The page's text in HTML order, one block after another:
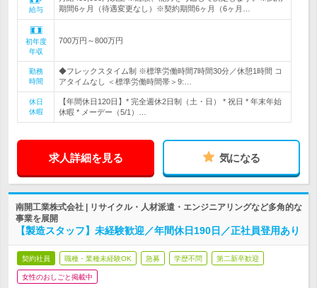
給与
期間6ヶ月（待遇変更なし）※契約期間6ヶ月（6ヶ月…
初年度
年収
700万円～800万円
勤務
時間
◆フレックスタイム制 ※標準労働時間7時間30分／休憩1時間 コ
アタイムなし ＜標準労働時間帯＞9:…
休日
休暇
【年間休日120日】* 完全週休2日制（土・日） * 祝日 * 年末年始
休暇 * メーデー（5/1）…
求人詳細を見る 気になる
南開工業株式会社 | リサイクル・人材派遣・エンジニアリングなど多角的な
事業を展開
【製造スタッフ】未経験歓迎／年間休日190日／正社員登用あり
契約社員 職種・業種未経験OK 急募 学歴不問 第二新卒歓迎
女性のおしごと掲載中